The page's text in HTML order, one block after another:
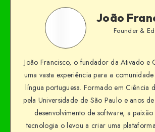
João
Founder &
João Francisco, o fundador da Ativado e
uma vasta experiência para a
língua portuguesa. Formado em Ciência
pela Universidade de São Paulo e anos
desenvolvimento de software, a
tecnologia o levou a criar uma